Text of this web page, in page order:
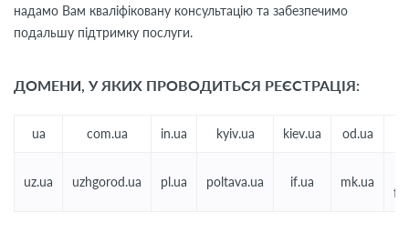
надамо Вам кваліфіковану консультацію та забезпечимо
подальшу підтримку послуги.
ДОМЕНИ, У ЯКИХ ПРОВОДИТЬСЯ РЕЄСТРАЦІЯ:
ua com.ua in.ua kyiv.ua kiev.ua od.ua
uz.ua uzhgorod.ua pl.ua poltava.ua if.ua mk.ua